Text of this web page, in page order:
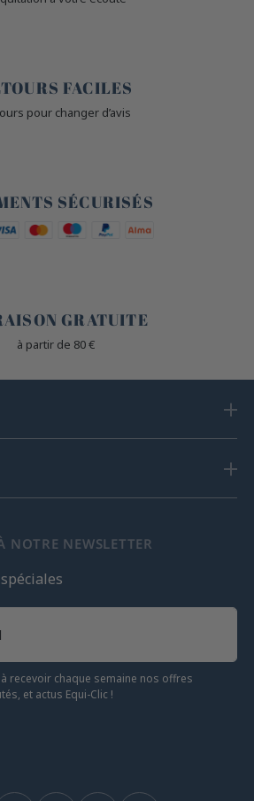
FACILES
pour changer d’avis
SÉCURISÉS
GRATUITE
à partir de 80 €
NOTRE NEWSLETTER
recevoir chaque semaine nos offres
et actus Equi-Clic !